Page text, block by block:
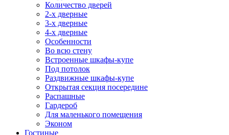
Количество дверей
2-х дверные
3-х дверные
4-х дверные
Особенности
Во всю стену
Встроенные шкафы-купе
Под потолок
Раздвижные шкафы-купе
Открытая секция посередине
Распашные
Гардероб
Для маленького помещения
Эконом
Гостиные